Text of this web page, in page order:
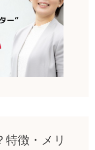
徴・メリ